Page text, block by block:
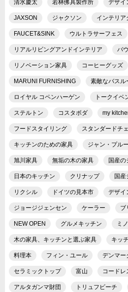
清水慶太 若林佛具製作所 デザイ
JAXSON ジャクソン インテリア
FAUCET&SINK ウルトラサーフェス
リアルリビングアンドインテリア バ
リノベーション家具 コーヒーグッズ
MARUNI FURNISHING 素敵なバスル
ロイヤル コペンハーゲン トークイベ
ステルトン コスタボダ my
フードスタイリング スタンダードチ
キッチンのための家具 ジャン・プル
旭川家具 無垢の木の家具 国産の
日本のキッチン クリナップ 国産
リクシル ドイツの見本市 デザイ
ジョージジェンセン ケーラー ブ
NEW OPEN グルメキッチン ミ
木の家具、キッチンと選ぶ家具 キッ
料理本 フィン・ユール デンマー
セラミックトップ 富山 コードレ
アルタガンマ財団 トリュフビーチ